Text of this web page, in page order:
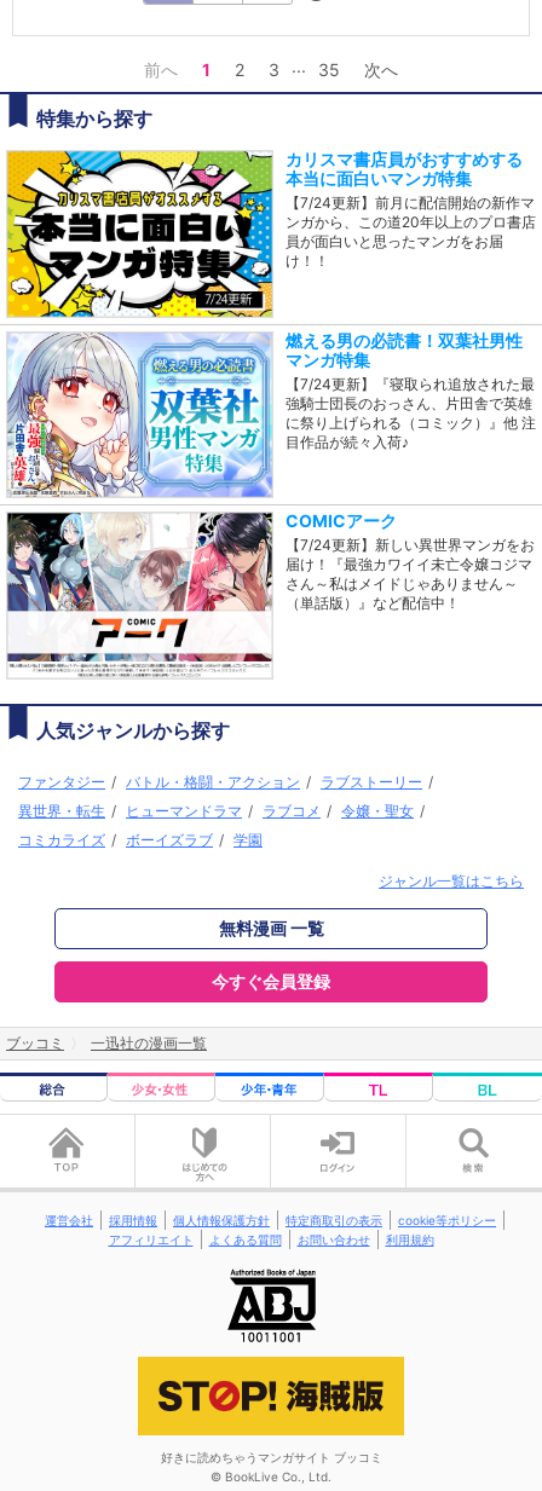
前へ 1 2 3 ... 35 次へ
特集から探す
カリスマ書店員がおすすめする
本当に面白いマンガ特集
【7/24更新】前月に配信開始の新作マ
ンガから、この道20年以上のプロ書店
員が面白いと思ったマンガをお届
け！！
燃える男の必読書！双葉社男性
マンガ特集
【7/24更新】『寝取られ追放された最
強騎士団長のおっさん、片田舎で英雄
に祭り上げられる（コミック）』他 注
目作品が続々入荷♪
COMICアーク
【7/24更新】新しい異世界マンガをお
届け！『最強カワイイ未亡令嬢コジマ
さん～私はメイドじゃありません～
（単話版）』など配信中！
人気ジャンルから探す
ファンタジー / バトル・格闘・アクション / ラブストーリー /
異世界・転生 / ヒューマンドラマ / ラブコメ / 令嬢・聖女 /
コミカライズ / ボーイズラブ / 学園
ジャンル一覧はこちら
無料漫画 一覧
今すぐ会員登録
ブッコミ 一迅社の漫画一覧
運営会社 採用情報 個人情報保護方針 特定商取引の表示
cookie等ポリシー
アフィリエイト
よくある質問 お問い合わせ 利用規約
好きに読めちゃうマンガサイト ブッコミ
© BookLive Co., Ltd.